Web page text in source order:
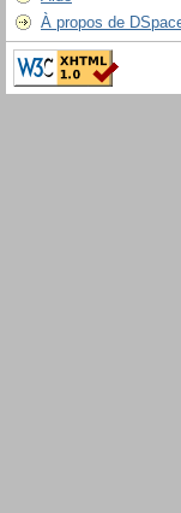
À propos de